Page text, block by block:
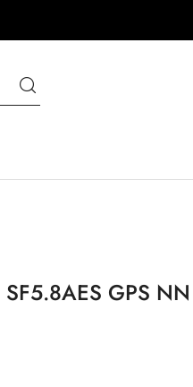
SF5.8AES GPS NN